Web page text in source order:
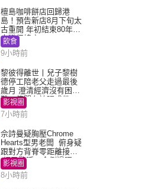
檀島咖啡餅店回歸港
島！預告新店8月下旬太
古重開 年初結束80年歷
史灣仔總店
飲食
9小時前
黎彼得離世丨兒子黎樹
德停工陪老父走過最後
歲月 澄清經濟沒有困
難：傳聞有誇張成份
影視圈
7小時前
佘詩曼疑胸壓Chrome
Hearts型男老闆 俯身疑
跟對方背脊零距離接觸
網民驚呼：企側邊唔
得？
影視圈
8小時前